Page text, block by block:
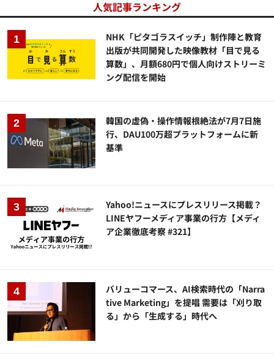
人気記事ランキング
NHK「ピタゴラスイッチ」制作陣と教育
出版が共同開発した映像教材「目で見る
算数」、月額680円で個人向けストリーミ
ング配信を開始
韓国の虚偽・操作情報根絶法が7月7日施
行、DAU100万超プラットフォームに新
基準
Yahoo!ニュースにプレスリリース掲載？
LINEヤフーメディア事業の行方【メディ
ア企業徹底考察 #321】
バリューコマース、AI検索時代の「Narra
tive Marketing」を提唱 需要は「刈り取
る」から「生成する」時代へ